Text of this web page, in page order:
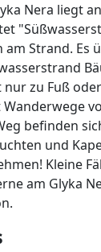
Nera liegt
am Strand. Es
nur zu Fuß
Wanderwege
befinden
und
Kleine
am Glyka